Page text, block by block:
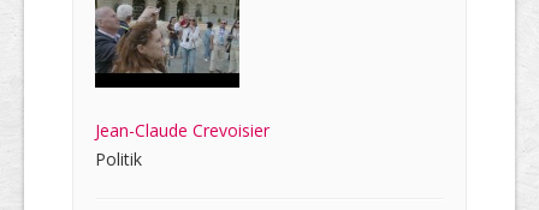
Jean-Claude Crevoisier
Politik